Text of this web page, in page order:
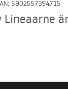
: 5902557394715
Lineaarne